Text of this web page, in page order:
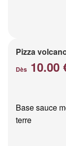
Pizza
Dès 10.00
Base sauce
terre